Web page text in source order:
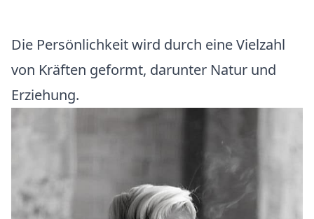
Die Persönlichkeit wird durch eine Vielzahl
von Kräften geformt, darunter Natur und
Erziehung.